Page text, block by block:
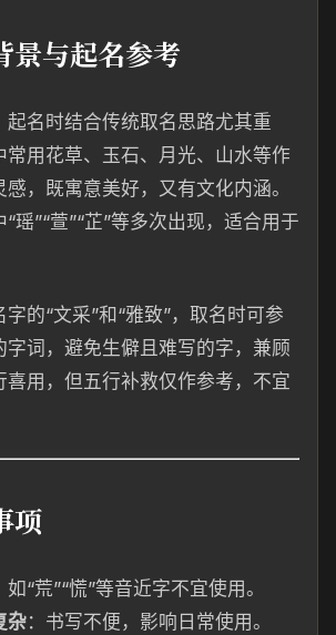
景与起名参考
起名时结合传统取名思路尤其重
常用花草、玉石、月光、山水等作
，既寓意美好，又有文化内涵。
瑶”“萱”“芷”等多次出现，适合用于
的“文采”和“雅致”，取名时可参
字词，避免生僻且难写的字，兼顾
喜用，但五行补救仅作参考，不宜
项
如“荒”“慌”等音近字不宜使用。
杂：书写不便，影响日常使用。